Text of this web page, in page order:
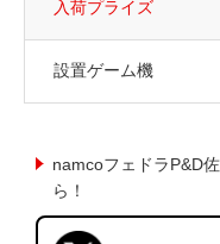
入荷プライズ
設置ゲーム機
namcoフェドラP&D
ら！